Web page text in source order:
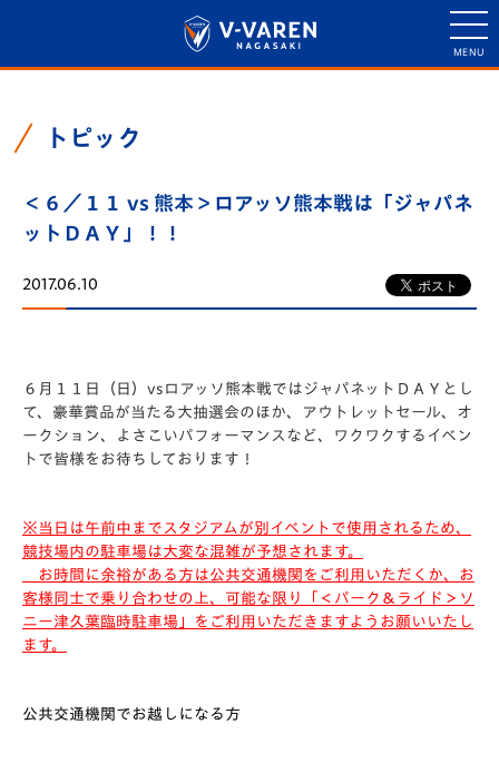
トピック
＜６／１１ vs 熊本＞ロアッソ熊本戦は「ジャパネ
ットＤＡＹ」！！
2017.06.10
６月１１日（日）vsロアッソ熊本戦ではジャパネットＤＡＹとし
て、豪華賞品が当たる大抽選会のほか、アウトレットセール、オ
ークション、よさこいパフォーマンスなど、ワクワクするイベン
トで皆様をお待ちしております！
※当日は午前中までスタジアムが別イベントで使用されるため、
競技場内の駐車場は大変な混雑が予想されます。
お時間に余裕がある方は公共交通機関をご利用いただくか、お
客様同士で乗り合わせの上、可能な限り
「＜パーク＆ライド＞ソ
ニー津久葉臨時駐車場」
をご利用いただきますようお願いいたし
ます。
公共交通機関でお越しになる方